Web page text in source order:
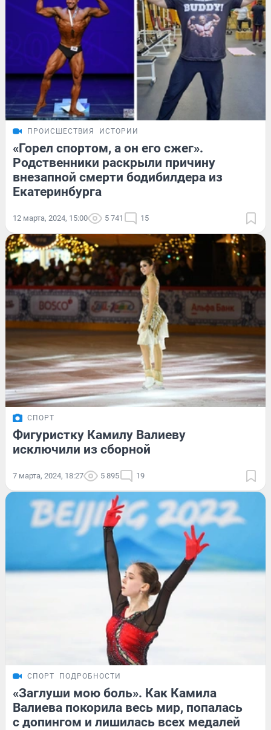
ПРОИСШЕСТВИЯ ИСТОРИИ
«Горел спортом, а он его сжег».
Родственники раскрыли причину
внезапной смерти бодибилдера из
Екатеринбурга
12 марта, 2024, 15:00 5 741 15
СПОРТ
Фигуристку Камилу Валиеву
исключили из сборной
7 марта, 2024, 18:27 5 895 19
СПОРТ ПОДРОБНОСТИ
«Заглуши мою боль». Как Камила
Валиева покорила весь мир, попалась
с допингом и лишилась всех медалей